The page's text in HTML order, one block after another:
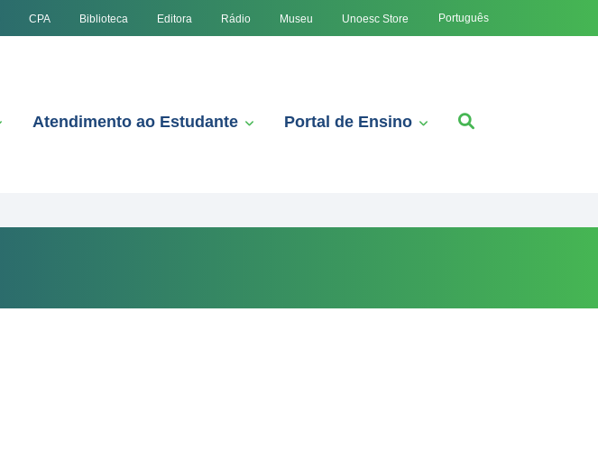
CPA Biblioteca Editora Rádio Museu Unoesc Store Português
Atendimento ao Estudante Portal de Ensino